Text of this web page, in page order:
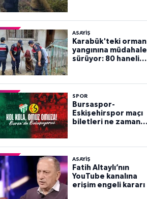
panik yaşadı
ASAYİŞ
Karabük'teki orman
yangınına müdahale
sürüyor: 80 haneli
SPOR
Bursaspor-
Eskişehirspor maçı
biletleri ne zaman
ASAYİŞ
Fatih Altaylı’nın
YouTube kanalına
erişim engeli kararı